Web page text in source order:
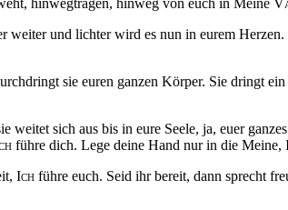
und lichter wird es nun in eurem
sie euren ganzen Körper. Sie dringt
sich aus bis in eure Seele, ja, euer
führe dich. Lege deine Hand nur in die Meine,
Ich führe euch. Seid ihr bereit, dann sprecht